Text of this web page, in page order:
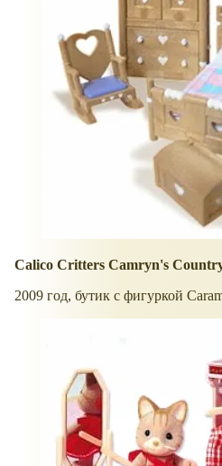
Calico Critters Camryn's
2009 год, бутик с фигуркой